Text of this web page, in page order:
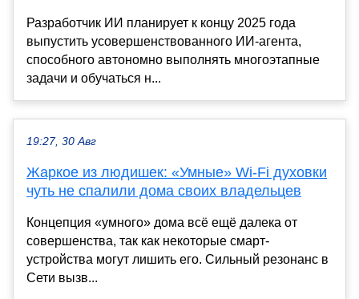
Разработчик ИИ планирует к концу 2025 года
выпустить усовершенствованного ИИ-агента,
способного автономно выполнять многоэтапные
задачи и обучаться н...
19:27, 30 Авг
Жаркое из людишек: «Умные» Wi-Fi духовки
чуть не спалили дома своих владельцев
Концепция «умного» дома всё ещё далека от
совершенства, так как некоторые смарт-
устройства могут лишить его. Сильный резонанс в
Сети вызв...